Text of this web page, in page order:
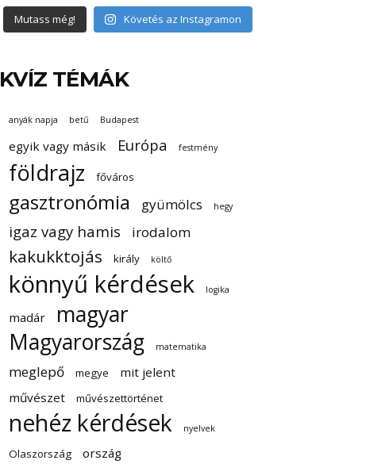
Mutass még! Követés az Instagramon
KVÍZ TÉMÁK
anyák napja betű Budapest
egyik vagy másik Európa festmény
földrajz főváros
gasztronómia gyümölcs hegy
igaz vagy hamis irodalom
kakukktojás király költő
könnyű kérdések logika
madár
magyar
Magyarország
matematika
meglepő megye
mit jelent
művészet
művészettörténet
nehéz kérdések nyelvek
Olaszország ország